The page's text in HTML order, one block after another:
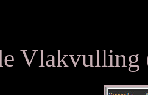
Vlakvulling